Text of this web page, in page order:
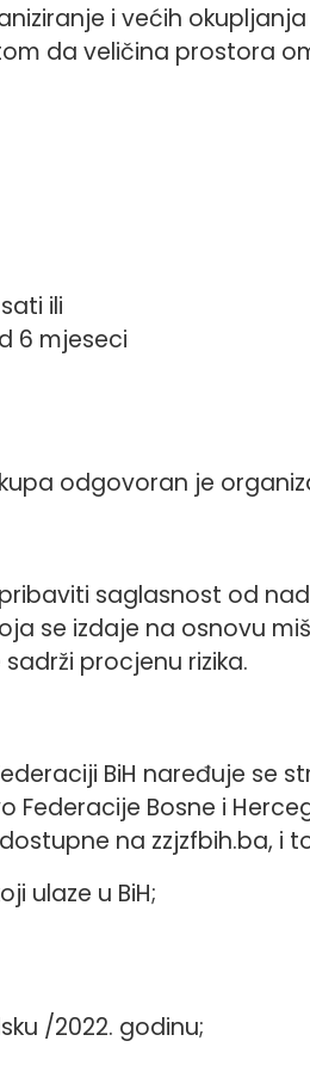
i većih okupljanja
da veličina prostora
ili
6 mjeseci
odgovoran je
saglasnost od
se izdaje na osnovu
procjenu rizika.
BiH naređuje se
Bosne i
na zzjzfbih.ba, i
ulaze u BiH;
/2022. godinu;